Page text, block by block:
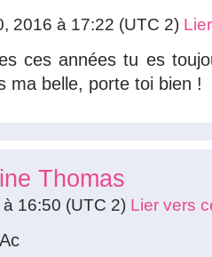
2016 à 17:22 (UTC 2)
ces années tu es
ma belle, porte toi bien !
Thomas
16:50 (UTC 2) Lier vers